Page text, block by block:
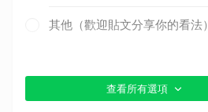
其他（歡迎貼文分享你的看法）
查看所有選項